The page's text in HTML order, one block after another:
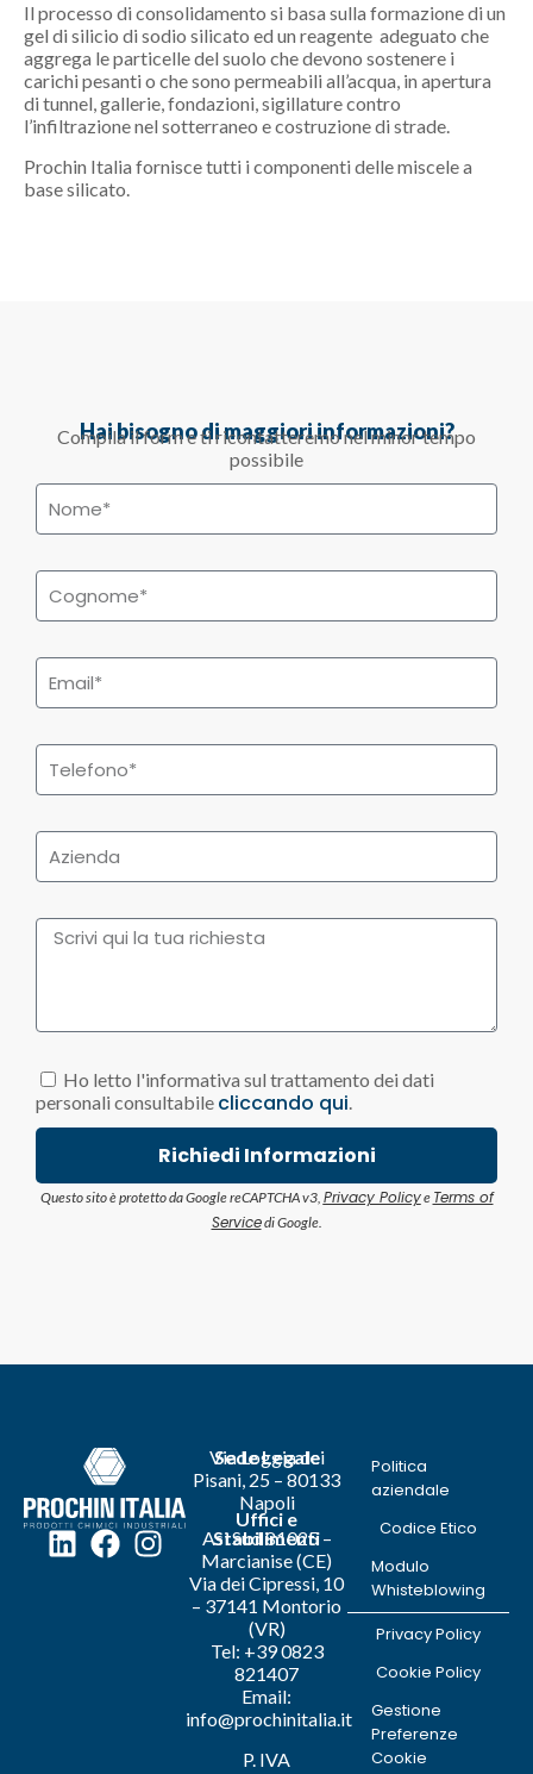
Il processo di consolidamento si basa sulla formazione di un
gel di silicio di sodio silicato ed un reagente adeguato che
aggrega le particelle del suolo che devono sostenere i
carichi pesanti o che sono permeabili all’acqua, in apertura
di tunnel, gallerie, fondazioni, sigillature contro
l’infiltrazione nel sotterraneo e costruzione di strade.
Prochin Italia fornisce tutti i componenti delle miscele a
base silicato.
Hai bisogno di maggiori informazioni?
Compila il form e ti ricontatteremo nel minor tempo
possibile
Ho letto l'informativa sul trattamento dei dati
personali consultabile cliccando qui.
Richiedi Informazioni
Questo sito è protetto da Google reCAPTCHA v3, Privacy Policye Terms of
Servicedi Google.
Sede Legale
Via Loggia dei
Pisani, 25 – 80133
Napoli
Uffici e
Stabilimenti
Asi Sud 81025 –
Marcianise (CE)
Via dei Cipressi, 10
– 37141 Montorio
(VR)
Tel: +39 0823
821407
Email:
info@prochinitalia.it
P. IVA
Politica
aziendale
Codice Etico
Modulo
Whisteblowing
Privacy Policy
Cookie Policy
Gestione
Preferenze
Cookie